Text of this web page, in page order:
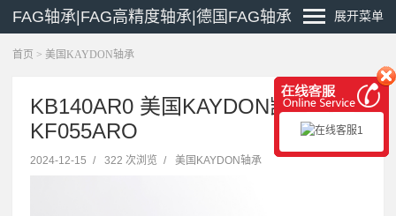
FAG轴承|FAG高精度轴承|德国FAG轴承 展开菜单
首页 > 美国KAYDON轴承
KB140AR0 美国KAYDON凯顿轴承
KF055ARO
2024-12-15 / 322 次浏览 / 美国KAYDON轴承